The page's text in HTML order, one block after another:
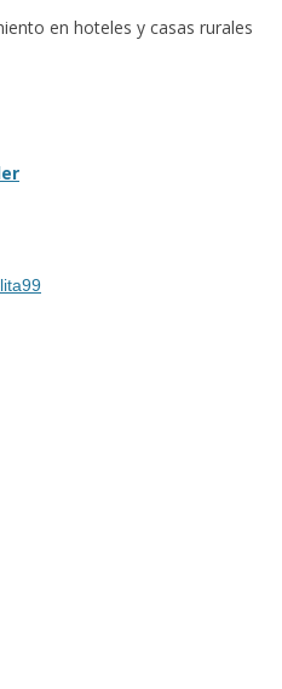
en hoteles y casas rurales